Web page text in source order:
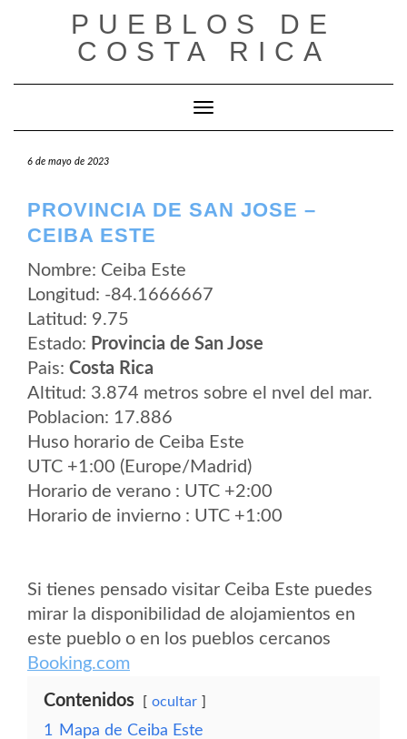
PUEBLOS DE
COSTA RICA
Cambiar modo de navegación
6 de mayo de 2023
PROVINCIA DE SAN JOSE –
CEIBA ESTE
Nombre: Ceiba Este
Longitud: -84.1666667
Latitud: 9.75
Estado: Provincia de San Jose
Pais: Costa Rica
Altitud: 3.874 metros sobre el nvel del mar.
Poblacion: 17.886
Huso horario de Ceiba Este
UTC +1:00 (Europe/Madrid)
Horario de verano : UTC +2:00
Horario de invierno : UTC +1:00
Si tienes pensado visitar Ceiba Este puedes
mirar la disponibilidad de alojamientos en
este pueblo o en los pueblos cercanos
Booking.com
Contenidos ocultar
1
Mapa de Ceiba Este